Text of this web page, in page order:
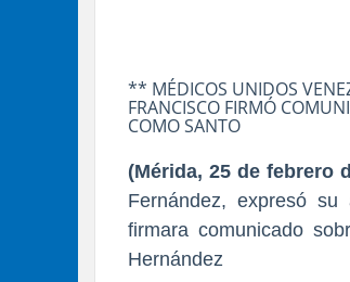
** MÉDICOS UNIDOS
FRANCISCO FIRMÓ
COMO SANTO
(Mérida, 25 de febrero
Fernández, expresó
firmara comunicado
Hernández